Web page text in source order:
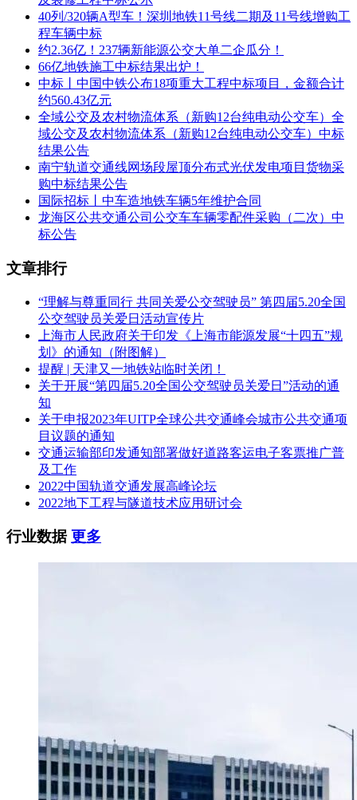
九、对本次公告内容提出询问，请按以下方式联系。
1.采购人信息
名称：国家税务总局中卫市沙坡头区税务局
地址：无
传真：无
项目联系人（询问）：国家税务总局中卫市沙坡头区税务局
项目联系方式（询问）：0955-7066847
2.采购代理机构信息
名称：无
地址：无
传真：无
项目联系人（询问）：无
项目联系方式（询问）：无
十、附件
40列/320辆A型车！深圳地铁11号线二期及11号线增购工
程车辆中标
约2.36亿！237辆新能源公交大单二企瓜分！
66亿地铁施工中标结果出炉！
中标丨中国中铁公布18项重大工程中标项目，金额合计
约560.43亿元
全域公交及农村物流体系（新购12台纯电动公交车）全
域公交及农村物流体系（新购12台纯电动公交车）中标
结果公告
南宁轨道交通线网场段屋顶分布式光伏发电项目货物采
购中标结果公告
国际招标丨中车造地铁车辆5年维护合同
龙海区公共交通公司公交车车辆零配件采购（二次）中
标公告
文章排行
“理解与尊重同行 共同关爱公交驾驶员” 第四届5.20全国
公交驾驶员关爱日活动宣传片
上海市人民政府关于印发《上海市能源发展“十四五”规
划》的通知（附图解）
提醒 | 天津又一地铁站临时关闭！
关于开展“第四届5.20全国公交驾驶员关爱日”活动的通
知
关于申报2023年UITP全球公共交通峰会城市公共交通项
目议题的通知
交通运输部印发通知部署做好道路客运电子客票推广普
及工作
2022中国轨道交通发展高峰论坛
2022地下工程与隧道技术应用研讨会
行业数据更多